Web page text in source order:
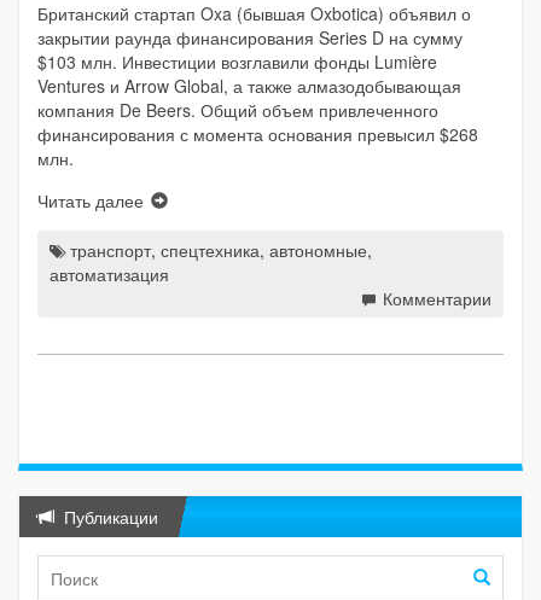
Британский стартап Oxa (бывшая Oxbotica) объявил о
закрытии раунда финансирования Series D на сумму
$103 млн. Инвестиции возглавили фонды Lumière
Ventures и Arrow Global, а также алмазодобывающая
компания De Beers. Общий объем привлеченного
финансирования с момента основания превысил $268
млн.
Читать далее
транспорт, спецтехника, автономные,
автоматизация
Комментарии
Публикации